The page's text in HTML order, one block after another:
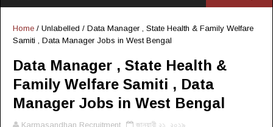
Home / Unlabelled / Data Manager , State Health & Family Welfare
Samiti , Data Manager Jobs in West Bengal
Data Manager , State Health &
Family Welfare Samiti , Data
Manager Jobs in West Bengal
Karmasandhan Recruitment জানুয়ারী ২১, ২০১৯